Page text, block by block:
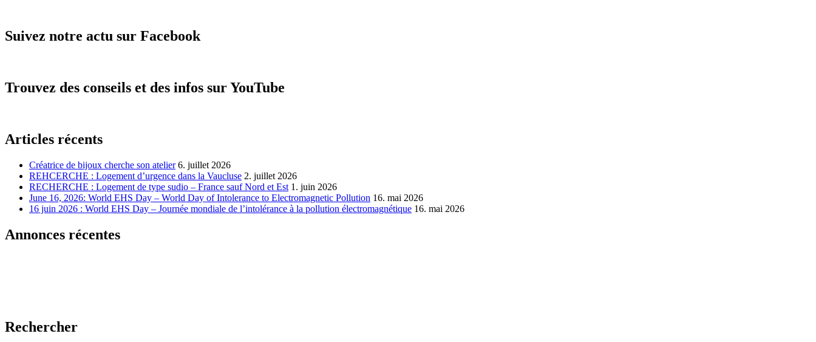
Suivez notre actu sur Facebook
Trouvez des conseils et des infos sur YouTube
Articles récents
Créatrice de bijoux cherche son atelier 6. juillet 2026
REHCERCHE : Logement d’urgence dans la Vaucluse 2. juillet 2026
RECHERCHE : Logement de type sudio – France sauf Nord et Est 1. juin 2026
June 16, 2026: World EHS Day – World Day of Intolerance to Electromagnetic Pollution 16. mai 2026
16 juin 2026 : World EHS Day – Journée mondiale de l’intolérance à la pollution électromagnétique 16. mai 2026
Annonces récentes
Rechercher